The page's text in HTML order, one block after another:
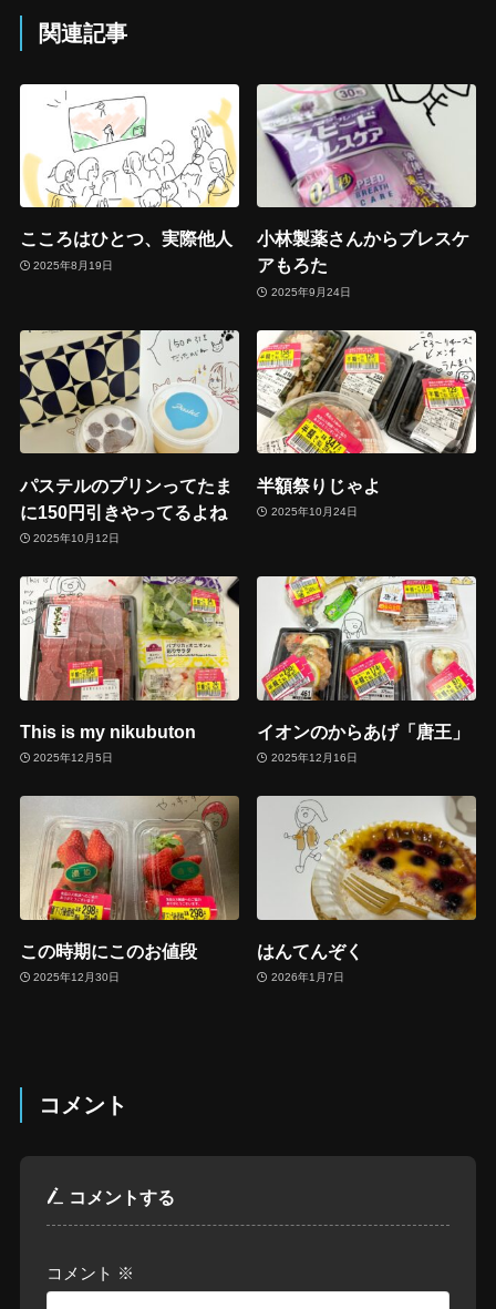
関連記事
こころはひとつ、実際他人
2025年8月19日
小林製薬さんからブレスケ
アもろた
2025年9月24日
パステルのプリンってたま
に150円引きやってるよね
2025年10月12日
半額祭りじゃよ
2025年10月24日
This is my nikubuton
2025年12月5日
イオンのからあげ「唐王」
2025年12月16日
この時期にこのお値段
2025年12月30日
はんてんぞく
2026年1月7日
コメント
コメントする
コメント ※